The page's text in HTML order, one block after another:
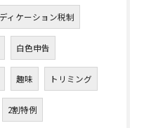
ィケーション税制
白色申告
趣味 トリミング
2割特例